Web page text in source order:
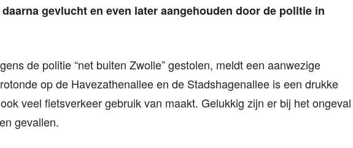
gevlucht en even later aangehouden door de politie in
de politie “net buiten Zwolle” gestolen, meldt een aanwezige
op de Havezathenallee en de Stadshagenallee is een drukke
veel fietsverkeer gebruik van maakt. Gelukkig zijn er bij het ongeval
gevallen.